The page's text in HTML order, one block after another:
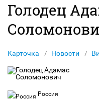
Голодец
Карточка Новости
Россия